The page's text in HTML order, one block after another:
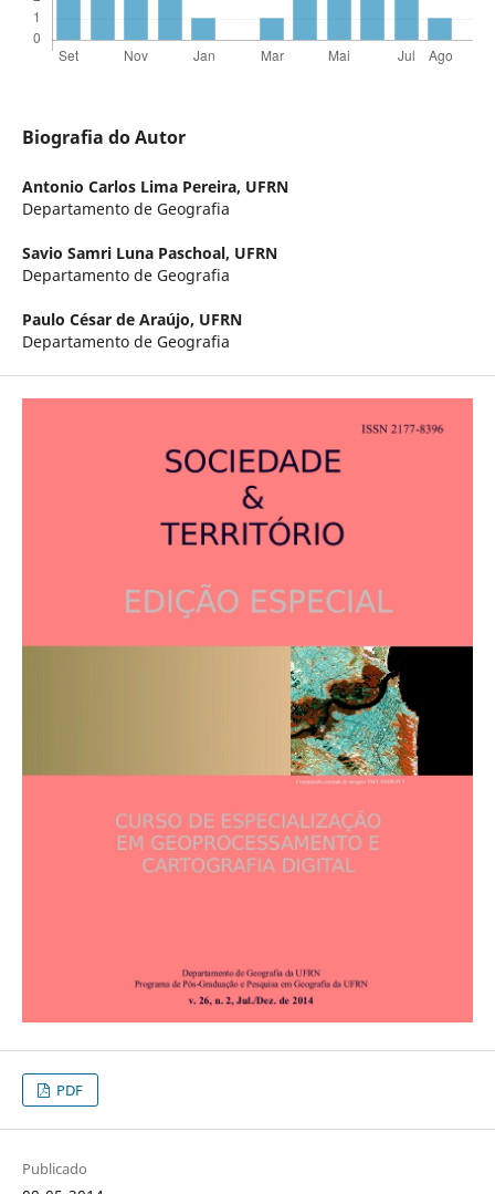
Biografia do Autor
Antonio Carlos Lima Pereira, UFRN
Departamento de Geografia
Savio Samri Luna Paschoal, UFRN
Departamento de Geografia
Paulo César de Araújo, UFRN
Departamento de Geografia
PDF
Publicado